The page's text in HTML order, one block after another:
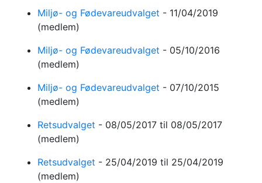
Miljø- og Fødevareudvalget - 11/04/2019
(medlem)
Miljø- og Fødevareudvalget - 05/10/2016
(medlem)
Miljø- og Fødevareudvalget - 07/10/2015
(medlem)
Retsudvalget - 08/05/2017 til 08/05/2017
(medlem)
Retsudvalget - 25/04/2019 til 25/04/2019
(medlem)